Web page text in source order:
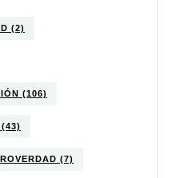
(2)
(106)
(43)
(7)